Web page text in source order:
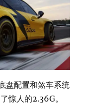
盘配置和煞车系统
惊人的2.36G。